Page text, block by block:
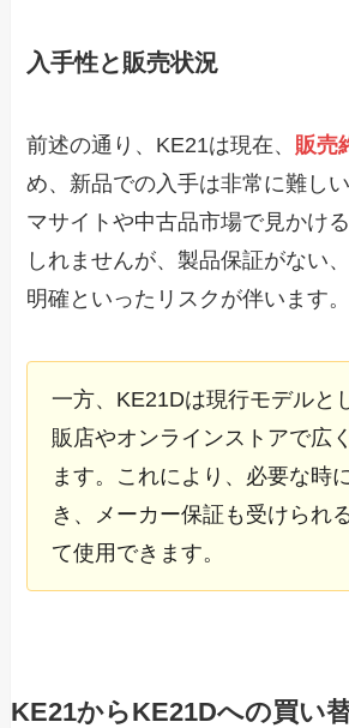
入手性と販売状況
前述の通り、KE21は現在、 販売
め、新品での入手は非常に難し
マサイトや中古品市場で見かけ
しれませんが、製品保証がない
明確といったリスクが伴います。
一方、KE21Dは現行モデルと
販店やオンラインストアで広
ます。これにより、必要な時
き、メーカー保証も受けられ
て使用できます。
KE21からKE21Dへの買い